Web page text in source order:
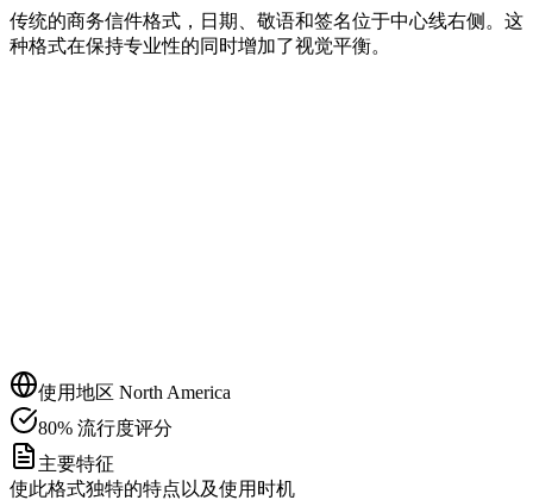
传统的商务信件格式，日期、敬语和签名位于中心线右侧。这
种格式在保持专业性的同时增加了视觉平衡。
使用地区 North America
80% 流行度评分
主要特征
使此格式独特的特点以及使用时机